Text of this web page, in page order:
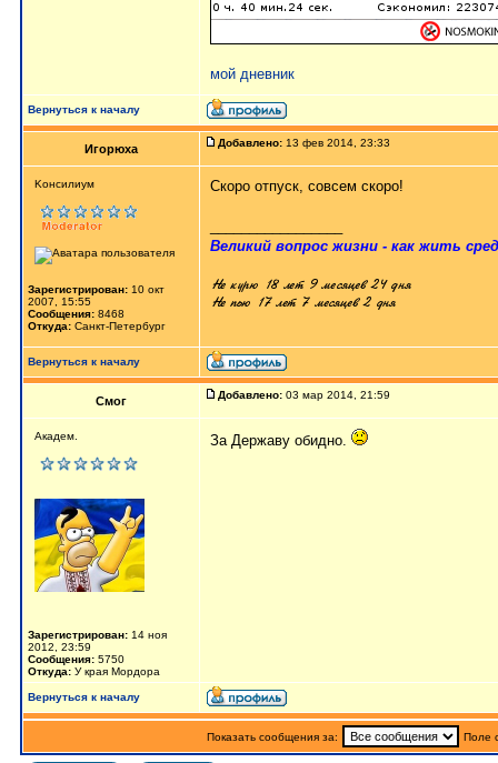
мой дневник
Вернуться к началу
Игорюха Добавлено: 13 фев 2014, 23:33
Kонсилиум
Зарегистрирован: 10 окт
2007, 15:55
Сообщения: 8468
Откуда: Санкт-Петербург
Скоро отпуск, совсем скоро!
Великий вопрос жизни - как жить
Вернуться к началу
Смог Добавлено: 03 мар 2014, 21:59
Академ.
Зарегистрирован: 14 ноя
2012, 23:59
Сообщения: 5750
Откуда: У края Мордора
За Державу обидно.
Вернуться к началу
Показать сообщения за: Поле